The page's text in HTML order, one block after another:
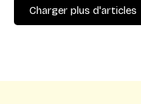
Charger plus d'articles